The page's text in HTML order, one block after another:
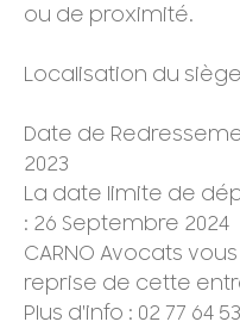
ou de proximité.
Localisation du siège
Date de
2023
La date limite de
: 26 Septembre 2024
CARNO Avocats
reprise de cette
Plus d'info : 02 77 64